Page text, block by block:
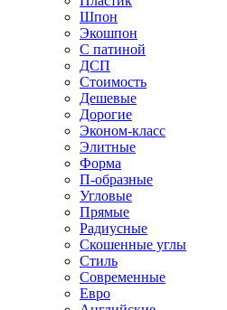
Шпон
Экошпон
С патиной
ДСП
Стоимость
Дешевые
Дорогие
Эконом-класс
Элитные
Форма
П-образные
Угловые
Прямые
Радиусные
Скошенные углы
Стиль
Современные
Евро